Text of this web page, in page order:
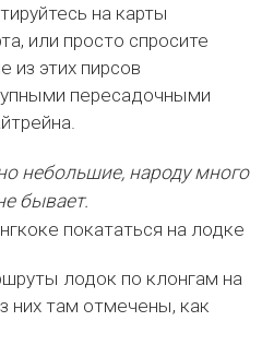
на карты
или просто спросите
из этих пирсов
пересадочными
небольшие, народу много
бывает.
лодок по клонгам на
них там отмечены, как